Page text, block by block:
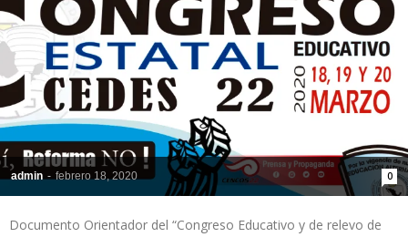
admin - febrero 18, 2020 0
Documento Orientador del “Congreso Educativo y de relevo de